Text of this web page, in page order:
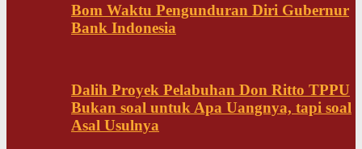
Bom Waktu Pengunduran Diri Gubernur
Bank Indonesia
Dalih Proyek Pelabuhan Don Ritto TPPU
Bukan soal untuk Apa Uangnya, tapi soal
Asal Usulnya